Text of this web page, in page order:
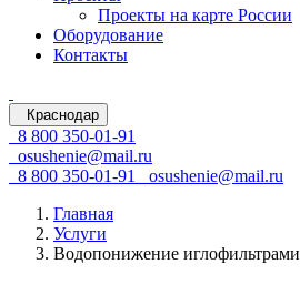
Проекты на карте России
Оборудование
Контакты
Краснодар
8 800 350-01-91
osushenie@mail.ru
8 800 350-01-91
osushenie@mail.ru
Главная
Услуги
Водопонижение иглофильтрами